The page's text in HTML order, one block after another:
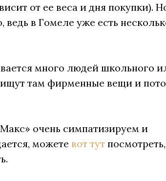
от ее веса и дня покупки).
в Гомеле уже есть
много людей школьного
ищут там фирменные вещи и
очень симпатизируем и
можете вот тут посмотреть,